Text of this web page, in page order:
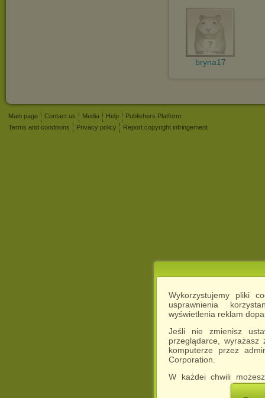
Wykorzystujemy pliki
usprawnienia
wyświetlenia reklam
Jeśli nie zmienisz
przeglądarce,
komputerze przez
Corporation.
W każdej chwili
cookies w swojej
w naszej
bryna17
Main page Contact us Media Help
Publishers Platform
Terms and conditions
Privacy policy Report copyright infringement